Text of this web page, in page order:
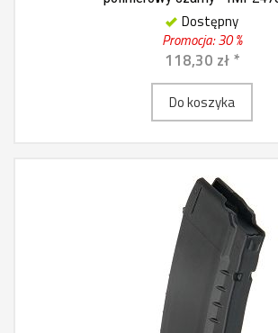
Dostępny
Promocja: 30 %
118,30 zł *
Do koszyka